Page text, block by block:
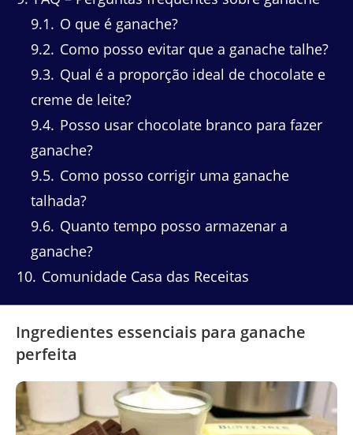
9.1
O que é ganache?
9.2 Como posso evitar que a ganache talhe?
9.3 Qual é a proporção ideal de chocolate e
creme de leite?
9.4 Posso usar chocolate branco para fazer
ganache?
9.5 Como posso corrigir uma ganache
talhada?
9.6 Quanto tempo posso armazenar a
ganache?
10 Comunidade Casa das Receitas
Ingredientes essenciais para ganache
perfeita